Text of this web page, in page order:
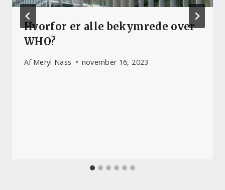
Hvorfor er alle bekymrede over
WHO?
Af Meryl Nass november 16, 2023